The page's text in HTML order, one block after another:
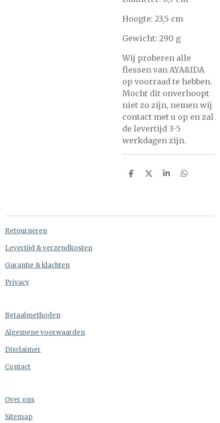
Hoogte: 23,5 cm
Gewicht: 290 g
Wij proberen alle
flessen van AYA&IDA
op voorraad te hebben.
Mocht dit onverhoopt
niet zo zijn, nemen wij
contact met u op en zal
de levertijd 3-5
werkdagen zijn.
D
D
S
D
Retourneren
Levertijd & verzendkosten
Garantie & klachten
Privacy
Betaalmethoden
Algemene voorwaarden
Disclaimer
Contact
Over ons
Sitemap